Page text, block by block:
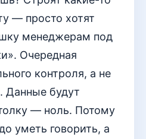
— просто хотят
менеджерам под
Очередная
контроля, а не
Данные будут
— ноль. Потому
уметь говорить, а